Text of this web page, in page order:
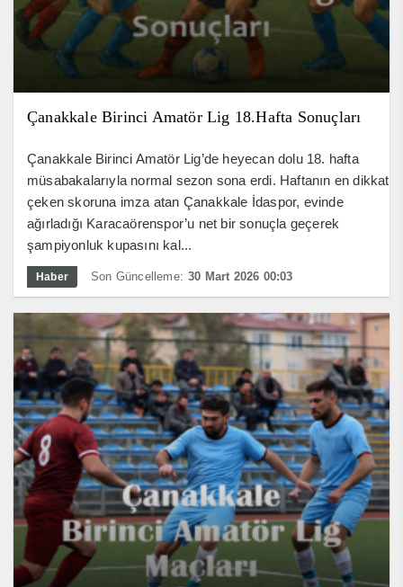
Çanakkale Birinci Amatör Lig 18.Hafta Sonuçları
Çanakkale Birinci Amatör Lig’de heyecan dolu 18. hafta
müsabakalarıyla normal sezon sona erdi. Haftanın en dikkat
çeken skoruna imza atan Çanakkale İdaspor, evinde
ağırladığı Karacaörenspor’u net bir sonuçla geçerek
şampiyonluk kupasını kal...
Haber Son Güncelleme: 30 Mart 2026 00:03